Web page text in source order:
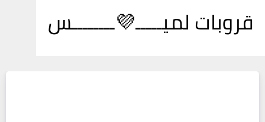
قروبات لميـــــ💜ــــــــس